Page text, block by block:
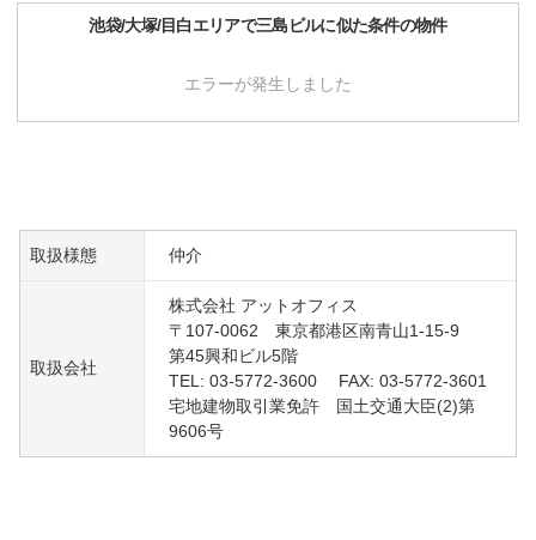
池袋/大塚/目白エリアで三島ビルに似た条件の物件
エラーが発生しました
取扱様態 仲介
取扱会社
株式会社 アットオフィス
〒107-0062 東京都港区南青山1-15-9
第45興和ビル5階
TEL: 03-5772-3600 FAX: 03-5772-3601
宅地建物取引業免許 国土交通大臣(2)第
9606号